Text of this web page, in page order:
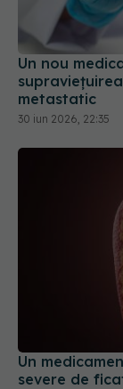
Un nou
metastatic
30 iun 2026, 22:35
Un
severe de